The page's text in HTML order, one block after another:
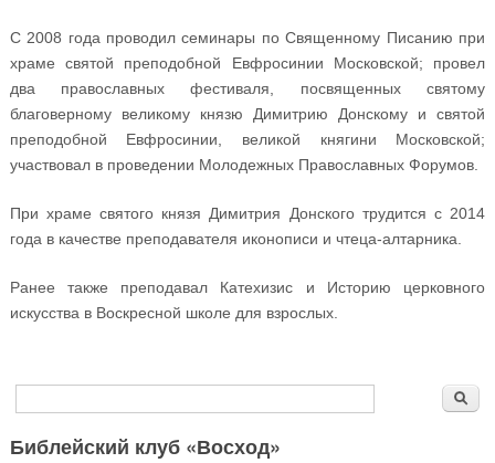
С 2008 года проводил семинары по Священному Писанию при
храме святой преподобной Евфросинии Московской; провел
два православных фестиваля, посвященных святому
благоверному великому князю Димитрию Донскому и святой
преподобной Евфросинии, великой княгини Московской;
участвовал в проведении Молодежных Православных Форумов.
При храме святого князя Димитрия Донского трудится с 2014
года в качестве преподавателя иконописи и чтеца-алтарника.
Ранее также преподавал Катехизис и Историю церковного
искусства в Воскресной школе для взрослых.
Форма поиска
Библейский клуб «Восход»